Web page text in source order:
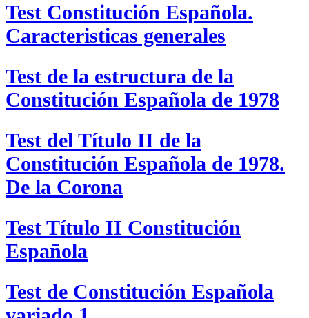
Test Constitución Española.
Caracteristicas generales
Test de la estructura de la
Constitución Española de 1978
Test del Título II de la
Constitución Española de 1978.
De la Corona
Test Título II Constitución
Española
Test de Constitución Española